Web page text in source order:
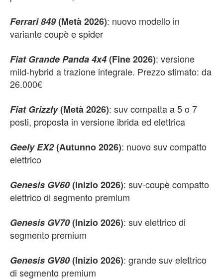
Ferrari 849(Metà 2026): nuovo modello in
variante coupè e spider
Fiat Grande Panda 4x4(Fine 2026): versione
mild-hybrid a trazione integrale. Prezzo stimato: da
26.000€
Fiat Grizzly(Metà 2026): suv compatta a 5 o 7
posti, proposta in versione ibrida ed elettrica
Geely EX2(Autunno 2026): nuovo suv compatto
elettrico
Genesis GV60(Inizio 2026): suv-coupè compatto
elettrico di segmento premium
Genesis GV70(Inizio 2026): suv elettrico di
segmento premium
Genesis GV80(Inizio 2026): grande suv elettrico
di segmento premium